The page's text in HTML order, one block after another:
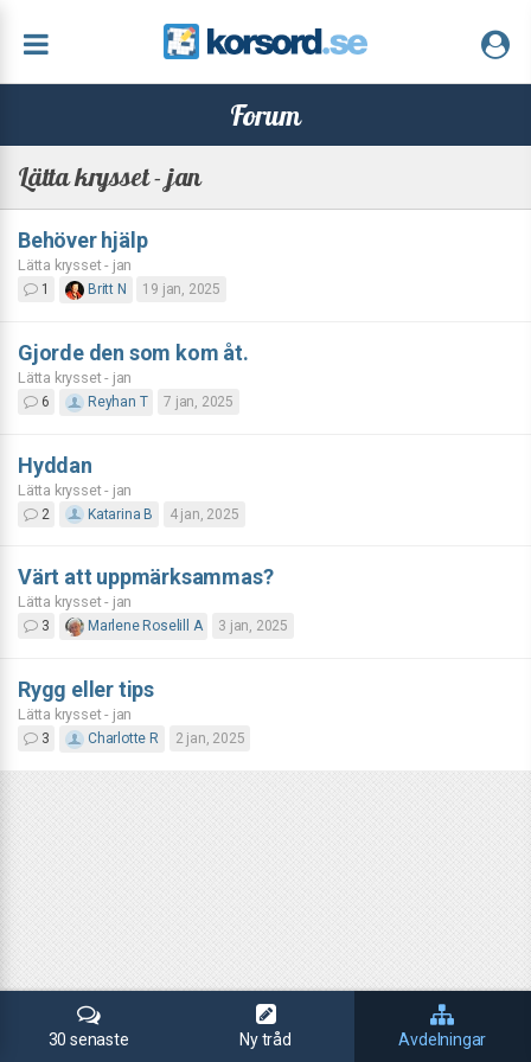
Forum
Lätta krysset - jan
Behöver hjälp
Lätta krysset - jan
1 Britt N 19 jan, 2025
Gjorde den som kom åt.
Lätta krysset - jan
6 Reyhan T 7 jan, 2025
Hyddan
Lätta krysset - jan
2 Katarina B 4 jan, 2025
Värt att uppmärksammas?
Lätta krysset - jan
3 Marlene Roselill A 3 jan, 2025
Rygg eller tips
Lätta krysset - jan
3 Charlotte R 2 jan, 2025
30 senaste Ny tråd Avdelningar